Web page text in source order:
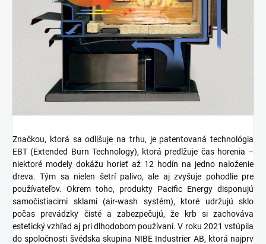
Značkou, ktorá sa odlišuje na trhu, je patentovaná technológia
EBT (Extended Burn Technology), ktorá predlžuje čas horenia –
niektoré modely dokážu horieť až 12 hodín na jedno naloženie
dreva. Tým sa nielen šetrí palivo, ale aj zvyšuje pohodlie pre
používateľov. Okrem toho, produkty Pacific Energy disponujú
samočistiacimi sklami (air-wash systém), ktoré udržujú sklo
počas prevádzky čisté a zabezpečujú, že krb si zachováva
estetický vzhľad aj pri dlhodobom používaní. V roku 2021 vstúpila
do spoločnosti švédska skupina NIBE Industrier AB, ktorá najprv